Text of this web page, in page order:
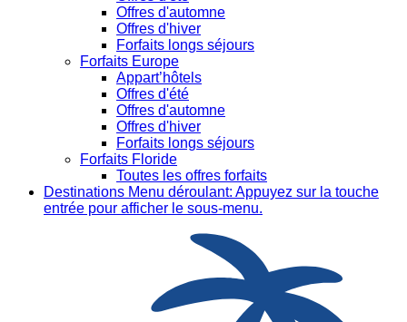
Offres d'automne
Offres d'hiver
Forfaits longs séjours
Forfaits Europe
Appart’hôtels
Offres d'été
Offres d'automne
Offres d'hiver
Forfaits longs séjours
Forfaits Floride
Toutes les offres forfaits
Destinations Menu déroulant: Appuyez sur la touche
entrée pour afficher le sous-menu.